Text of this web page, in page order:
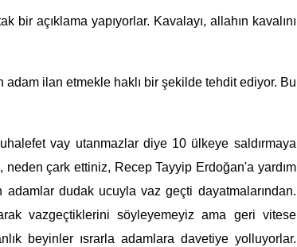
bir açıklama yapıyorlar. Kavalayı, allahın kavalını
ilan etmekle haklı bir şekilde tehdit ediyor. Bu
vay utanmazlar diye 10 ülkeye saldırmaya
çark ettiniz, Recep Tayyip Erdoğan'a yardım
adamlar dudak ucuyla vaz geçti dayatmalarından.
vazgeçtiklerini söyleyemeyiz ama geri vitese
beyinler ısrarla adamlara davetiye yolluyorlar.